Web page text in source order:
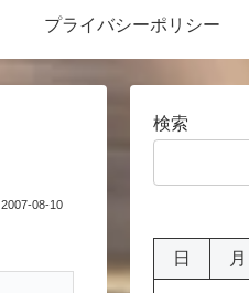
プライバシーポリシー
2007-08-10
検索
日
月